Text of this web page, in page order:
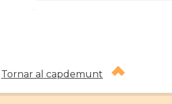
Tornar al capdemunt